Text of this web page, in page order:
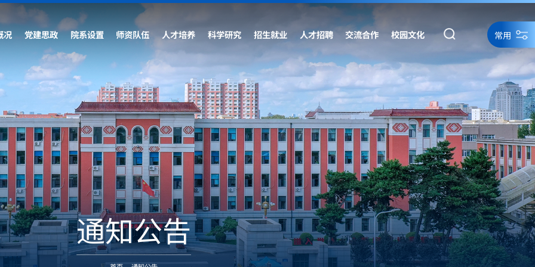
况 党建思政 院系设置 师资队伍 人才培养 科学研究 招生就业 人才招聘 交流合作 校园文化 常用
通知公告